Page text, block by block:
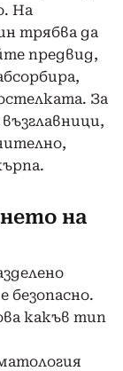
На
трябва да
предвид,
За
на
безопасно.
какъв тип